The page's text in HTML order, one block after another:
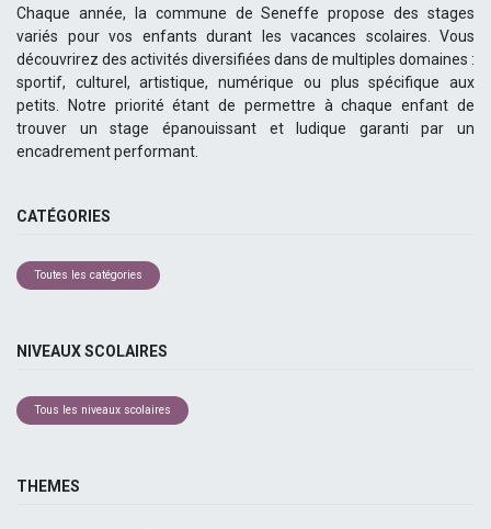
Chaque année, la commune de Seneffe propose des stages
variés pour vos enfants durant les vacances scolaires. Vous
découvrirez des activités diversifiées dans de multiples domaines :
sportif, culturel, artistique, numérique ou plus spécifique aux
petits. Notre priorité étant de permettre à chaque enfant de
trouver un stage épanouissant et ludique garanti par un
encadrement performant.
CATÉGORIES
Toutes les catégories
NIVEAUX SCOLAIRES
Tous les niveaux scolaires
THEMES